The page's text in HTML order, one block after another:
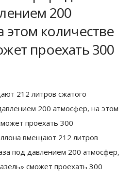
200
этом количестве
проехать 300
212 литров сжатого
200 атмосфер, на этом
проехать 300
вмещают 212 литров
под давлением 200 атмосфер,
сможет проехать 300